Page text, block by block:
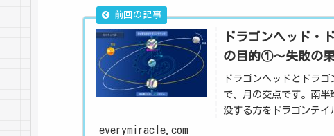
ドラゴンヘッド・
の目的①～失敗の
ドラゴンヘッドとドラ
で、月の交点です。南半
没する方をドラゴンテ
everymiracle.com